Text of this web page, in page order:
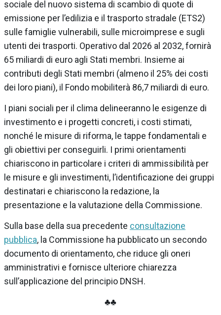
sociale del nuovo sistema di scambio di quote di
emissione per l’edilizia e il trasporto stradale (ETS2)
sulle famiglie vulnerabili, sulle microimprese e sugli
utenti dei trasporti. Operativo dal 2026 al 2032, fornirà
65 miliardi di euro agli Stati membri. Insieme ai
contributi degli Stati membri (almeno il 25% dei costi
dei loro piani), il Fondo mobiliterà 86,7 miliardi di euro.
I piani sociali per il clima delineeranno le esigenze di
investimento e i progetti concreti, i costi stimati,
nonché le misure di riforma, le tappe fondamentali e
gli obiettivi per conseguirli. I primi orientamenti
chiariscono in particolare i criteri di ammissibilità per
le misure e gli investimenti, l’identificazione dei gruppi
destinatari e chiariscono la redazione, la
presentazione e la valutazione della Commissione.
Sulla base della sua precedente consultazione
pubblica, la Commissione ha pubblicato un secondo
documento di orientamento, che riduce gli oneri
amministrativi e fornisce ulteriore chiarezza
sull’applicazione del principio DNSH.
♣♣